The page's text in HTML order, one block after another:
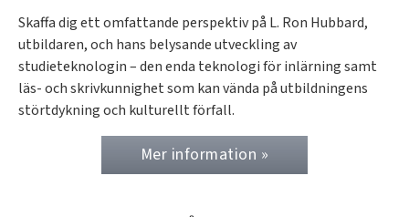
Skaffa dig ett omfattande perspektiv på L. Ron Hubbard,
utbildaren, och hans belysande utveckling av
studieteknologin – den enda teknologi för inlärning samt
läs- och skrivkunnighet som kan vända på utbildningens
störtdykning och kulturellt förfall.
Mer information »